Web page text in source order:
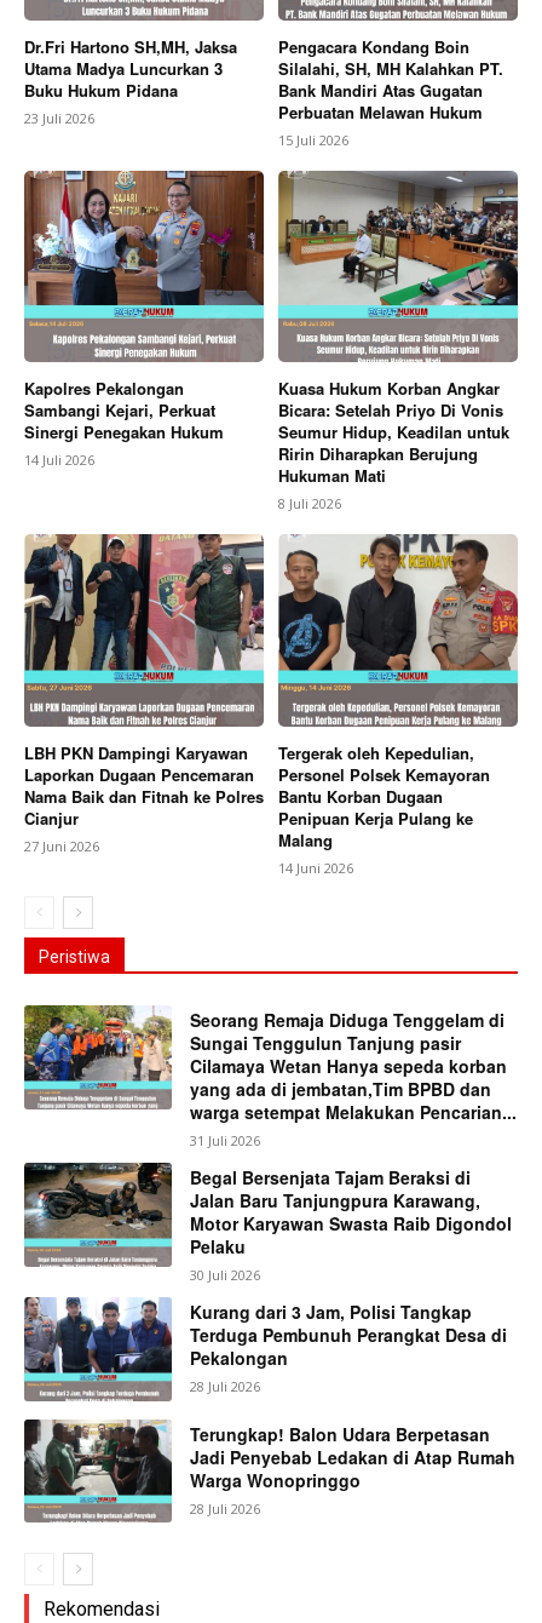
Dr.Fri Hartono SH,MH, Jaksa
Utama Madya Luncurkan 3
Buku Hukum Pidana
23 Juli 2026
Pengacara Kondang Boin
Silalahi, SH, MH Kalahkan PT.
Bank Mandiri Atas Gugatan
Perbuatan Melawan Hukum
15 Juli 2026
Kapolres Pekalongan
Sambangi Kejari, Perkuat
Sinergi Penegakan Hukum
14 Juli 2026
Kuasa Hukum Korban Angkar
Bicara: Setelah Priyo Di Vonis
Seumur Hidup, Keadilan untuk
Ririn Diharapkan Berujung
Hukuman Mati
8 Juli 2026
LBH PKN Dampingi Karyawan
Laporkan Dugaan Pencemaran
Nama Baik dan Fitnah ke Polres
Cianjur
27 Juni 2026
Tergerak oleh Kepedulian,
Personel Polsek Kemayoran
Bantu Korban Dugaan
Penipuan Kerja Pulang ke
Malang
14 Juni 2026
Peristiwa
Seorang Remaja Diduga Tenggelam di
Sungai Tenggulun Tanjung pasir
Cilamaya Wetan Hanya sepeda korban
yang ada di jembatan,Tim BPBD dan
warga setempat Melakukan Pencarian...
31 Juli 2026
Begal Bersenjata Tajam Beraksi di
Jalan Baru Tanjungpura Karawang,
Motor Karyawan Swasta Raib Digondol
Pelaku
30 Juli 2026
Kurang dari 3 Jam, Polisi Tangkap
Terduga Pembunuh Perangkat Desa di
Pekalongan
28 Juli 2026
Terungkap! Balon Udara Berpetasan
Jadi Penyebab Ledakan di Atap Rumah
Warga Wonopringgo
28 Juli 2026
Rekomendasi